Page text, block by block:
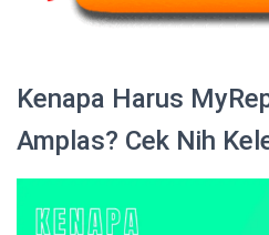
Kenapa Harus
Amplas? Cek Nih